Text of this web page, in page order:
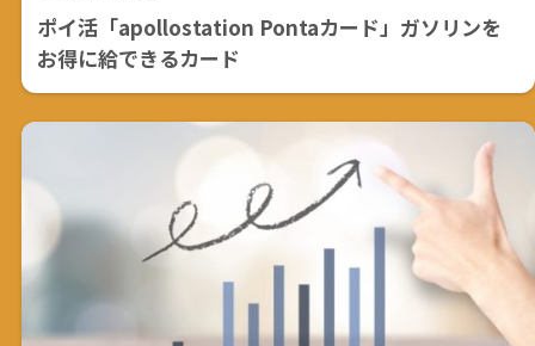
ポイ活「apollostation Pontaカード」ガソリンを
お得に給できるカード